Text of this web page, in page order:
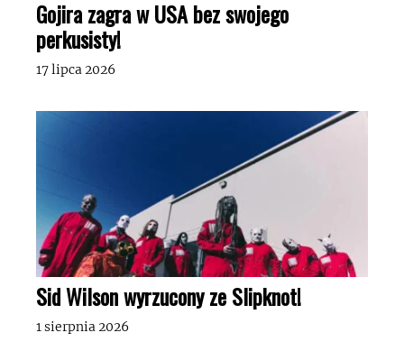
Gojira zagra w USA bez swojego
perkusisty!
17 lipca 2026
Sid Wilson wyrzucony ze Slipknot!
1 sierpnia 2026